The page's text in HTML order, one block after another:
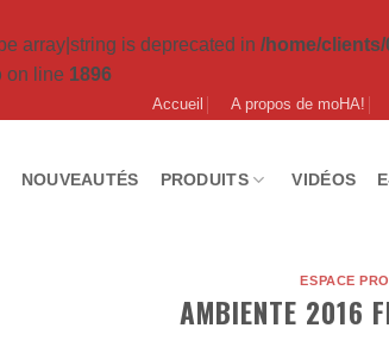
array|string is deprecated in /home/clients/
on line 1896
Accueil A propos de moHA!
NOUVEAUTÉS PRODUITS VIDÉOS
ESPACE PRO
AMBIENTE 2016